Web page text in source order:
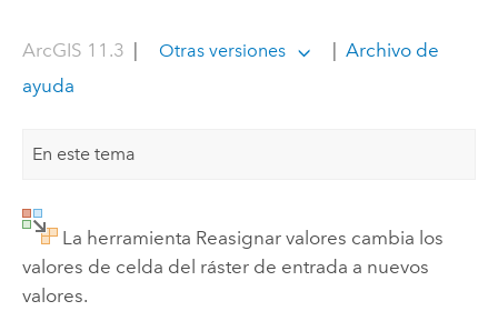
ArcGIS 11.3 | Otras versiones | Archivo de
ayuda
En este tema
La herramienta Reasignar valores cambia los
valores de celda del ráster de entrada a nuevos
valores.